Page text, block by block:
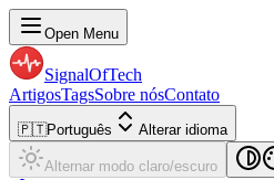
Open Menu
SignalOfTech
ArtigosTagsSobre nósContato
🇵🇹Português Alterar idioma
Alternar modo claro/escuro